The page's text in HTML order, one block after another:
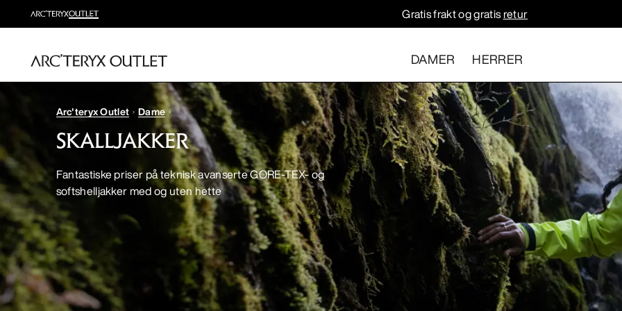
Gratis frakt og gratisretur
DAMER HERRER
Arc'teryx Outlet Dame
SKALLJAKKER
Fantastiske priser på teknisk avanserte GORE-TEX- og
softshelljakker med og uten hette